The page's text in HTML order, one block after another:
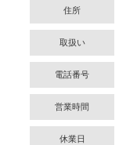
住所
取扱い
電話番号
営業時間
休業日